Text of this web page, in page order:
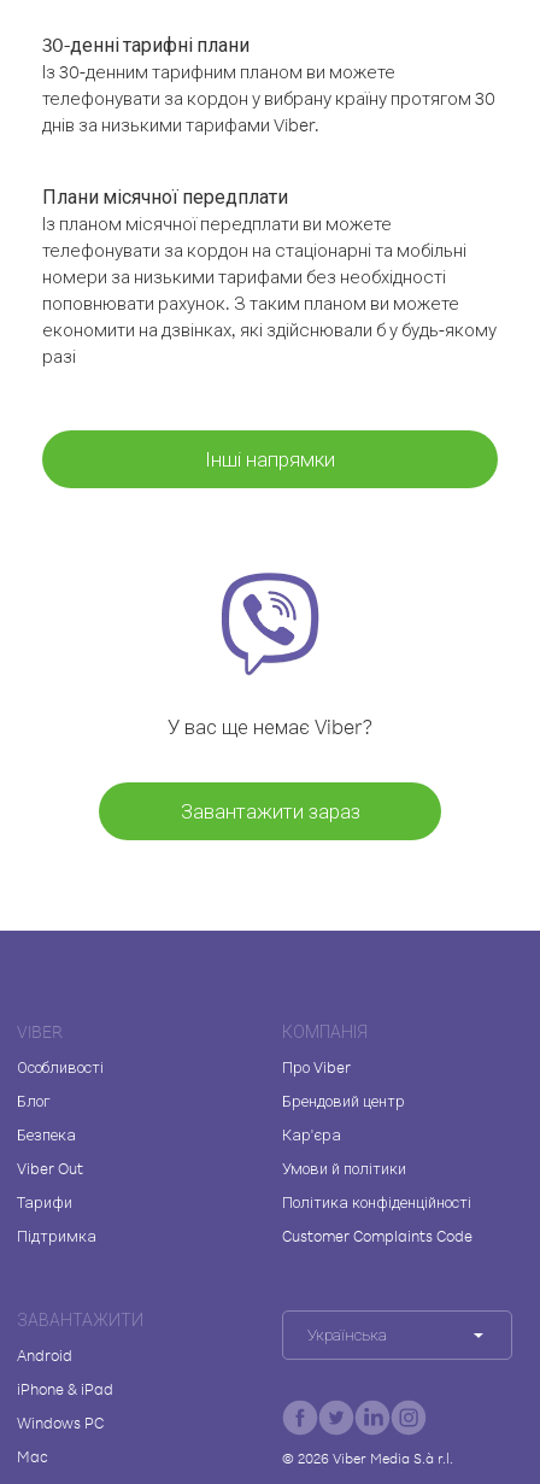
30-денні тарифні плани
Із 30-денним тарифним планом ви можете
телефонувати за кордон у вибрану країну протягом 30
днів за низькими тарифами Viber.
Плани місячної передплати
Із планом місячної передплати ви можете
телефонувати за кордон на стаціонарні та мобільні
номери за низькими тарифами без необхідності
поповнювати рахунок. З таким планом ви можете
економити на дзвінках, які здійснювали б у будь-якому
разі
Інші напрямки
У вас ще немає Viber?
Завантажити зараз
VIBER
Особливості
Блог
Безпека
Viber Out
Тарифи
Підтримка
КОМПАНІЯ
Про Viber
Брендовий центр
Кар'єра
Умови й політики
Політика конфіденційності
Customer Complaints Code
ЗАВАНТАЖИТИ
Android
iPhone & iPad
Windows PC
Mac
Українська
© 2026Viber Media S.à r.l.